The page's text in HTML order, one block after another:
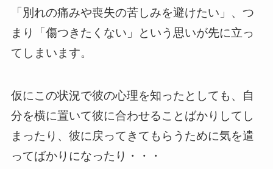
「別れの痛みや喪失の苦しみを避けたい」、つ
まり「傷つきたくない」という思いが先に立っ
てしまいます。
仮にこの状況で彼の心理を知ったとしても、自
分を横に置いて彼に合わせることばかりしてし
まったり、彼に戻ってきてもらうために気を遣
ってばかりになったり・・・